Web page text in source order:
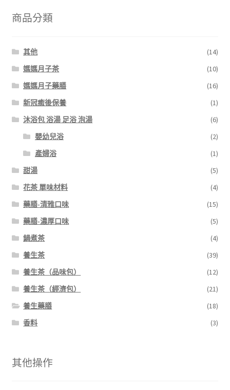
商品分類
其他
(14)
媽媽月子茶
(10)
媽媽月子藥膳
(16)
新冠癒後保養
(1)
沐浴包 浴湯 足浴 泡湯
(6)
嬰幼兒浴
(2)
產婦浴
(1)
甜湯
(5)
花茶 單味材料
(4)
藥膳-清雅口味
(15)
藥膳-濃厚口味
(5)
鍋煮茶
(4)
養生茶
(39)
養生茶（品味包）
(12)
養生茶（經濟包）
(21)
養生藥膳
(18)
香料
(3)
其他操作